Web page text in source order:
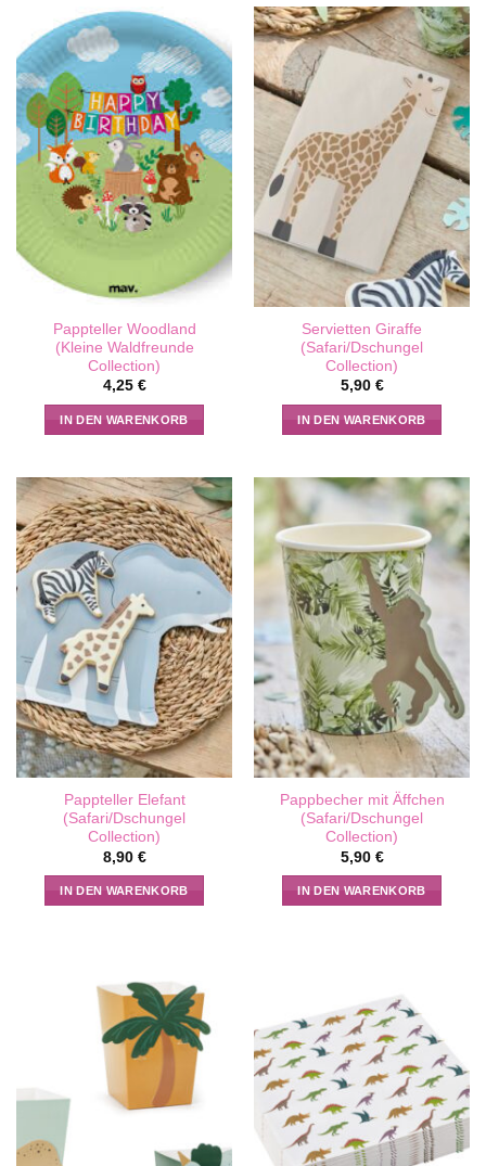
Pappteller Woodland
(Kleine Waldfreunde
Collection)
4,25 €
IN DEN WARENKORB
Servietten Giraffe
(Safari/Dschungel
Collection)
5,90 €
IN DEN WARENKORB
Pappteller Elefant
(Safari/Dschungel
Collection)
8,90 €
IN DEN WARENKORB
Pappbecher mit Äffchen
(Safari/Dschungel
Collection)
5,90 €
IN DEN WARENKORB